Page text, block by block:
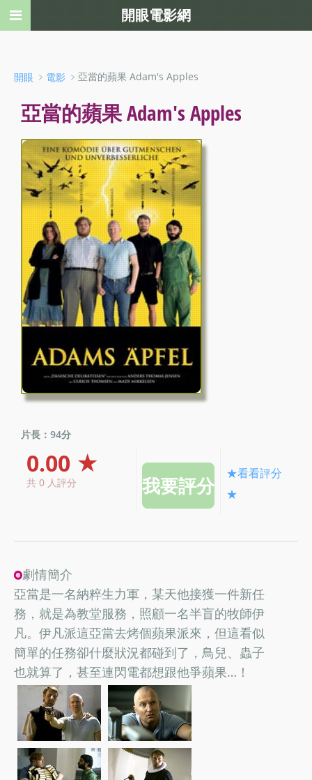
開眼 ﹥ 電影 ﹥亞當的蘋果 Adam's Apples
亞當的蘋果 Adam's Apples
片長：94分
0.00 ★
共 0 人評分
★看看評分
★
劇情簡介
亞當是一名納粹生力軍，某天他接獲一件新任
務，就是為教堂服務，照顧一名半盲的牧師伊
凡。伊凡派這亞當去烤個蘋果派來，但這看似
簡單的任務卻什麼狀況都碰到了，鳥兒、蟲子
也就算了，甚至連閃電都想跟他爭蘋果…！
開眼電影網